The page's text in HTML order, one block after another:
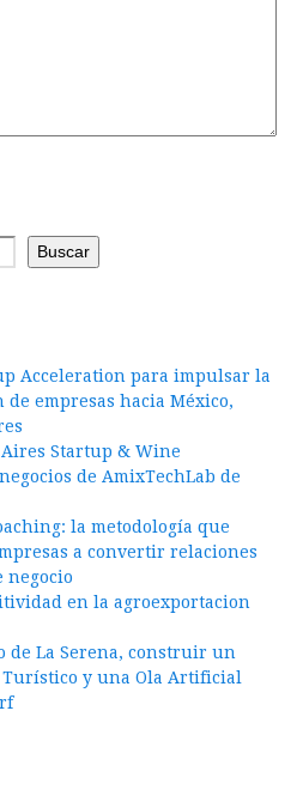
Buscar
Acceleration para impulsar la
empresas hacia México,
Startup & Wine
de AmixTechLab de
la metodología que
a convertir relaciones
negocio
en la agroexportacion
de La Serena, construir un
y una Ola Artificial